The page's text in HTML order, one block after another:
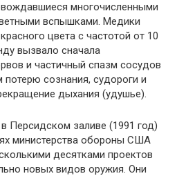
многочисленными
вспышками. Медики
цвета с частотой от 10
вызвало сначала
и частичный спазм сосудов
потерю сознания, судороги и
дыхания (удушье).
Персидском заливе (1991 год)
министерства обороны США
десятками про­ектов
новых видов оружия. Они